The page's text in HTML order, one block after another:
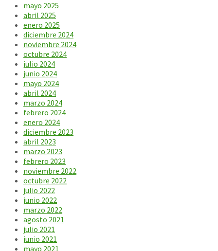
mayo 2025
abril 2025
enero 2025
diciembre 2024
noviembre 2024
octubre 2024
julio 2024
junio 2024
mayo 2024
abril 2024
marzo 2024
febrero 2024
enero 2024
diciembre 2023
abril 2023
marzo 2023
febrero 2023
noviembre 2022
octubre 2022
julio 2022
junio 2022
marzo 2022
agosto 2021
julio 2021
junio 2021
mayo 2021